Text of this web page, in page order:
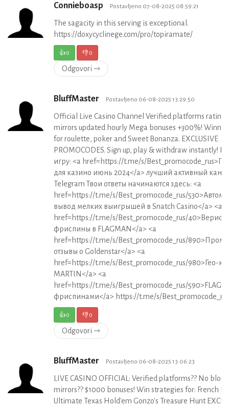
Connieboasp Postavljeno 07-08-2025 08:59:21
The sagacity in this serving is exceptional.
https://doxycyclinege.com/pro/topiramate/
👍0 👎0
Odgovori ⇾
BluffMaster Postavljeno 06-08-2025 13:29:50
Official Live Casino Channel Verified platforms
mirrors updated hourly Mega bonuses +300%!
for roulette, poker and Sweet Bonanza. EXCLUSIVE
PROMOCODES. Sign up, play & withdraw instantly!
игру: <a href=https://t.me/s/
для казино июнь 2024</a> лучший активный
Telegram Твои ответы начинаются здесь: <a
href=https://t.me/s/Best_promocode_rus/
вывод мелких выигрышей в Snatch Casino</a> <a
href=https://t.me/s/Best_promocode_rus/
фриспины в FLAGMAN</a> <a
href=https://t.me/s/Best_promocode_rus/
отзывы о Goldenstar</a> <a
href=https://t.me/s/Best_promocode_rus/980>Гео-
MARTIN</a> <a
href=https://t.me/s/Best_promocode_rus/
фриспинами</a> https://t.me/s/
👍0 👎0
Odgovori ⇾
BluffMaster Postavljeno 06-08-2025 13:06:23
LIVE CASINO OFFICIAL: Verified platforms?? No block
mirrors?? $1000 bonuses! Win strategies for: French
Ultimate Texas Hold'em Gonzo's Treasure Hunt